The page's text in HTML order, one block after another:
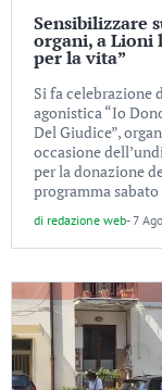
Sensibilizzare
organi, a Lioni
per la vita”
Si fa celebrazione
agonistica “Io
Del Giudice”,
occasione
per la donazione
programma sabato
di redazione web-7